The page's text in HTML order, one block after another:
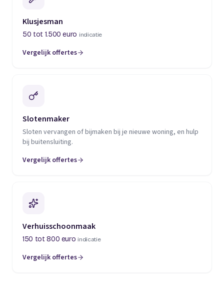
Klusjesman
50 tot 1.500 euro indicatie
Vergelijk offertes
(opent in een nieuw tabblad)
Slotenmaker
Sloten vervangen of bijmaken bij je nieuwe woning, en hulp
bij buitensluiting.
Vergelijk offertes
(opent in een nieuw tabblad)
Verhuisschoonmaak
150 tot 800 euro indicatie
Vergelijk offertes
(opent in een nieuw tabblad)